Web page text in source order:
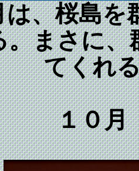
は、桜島を
。まさに、
てくれ
１０